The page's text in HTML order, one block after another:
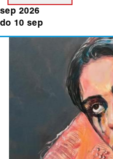
sep 2026
do 10 sep